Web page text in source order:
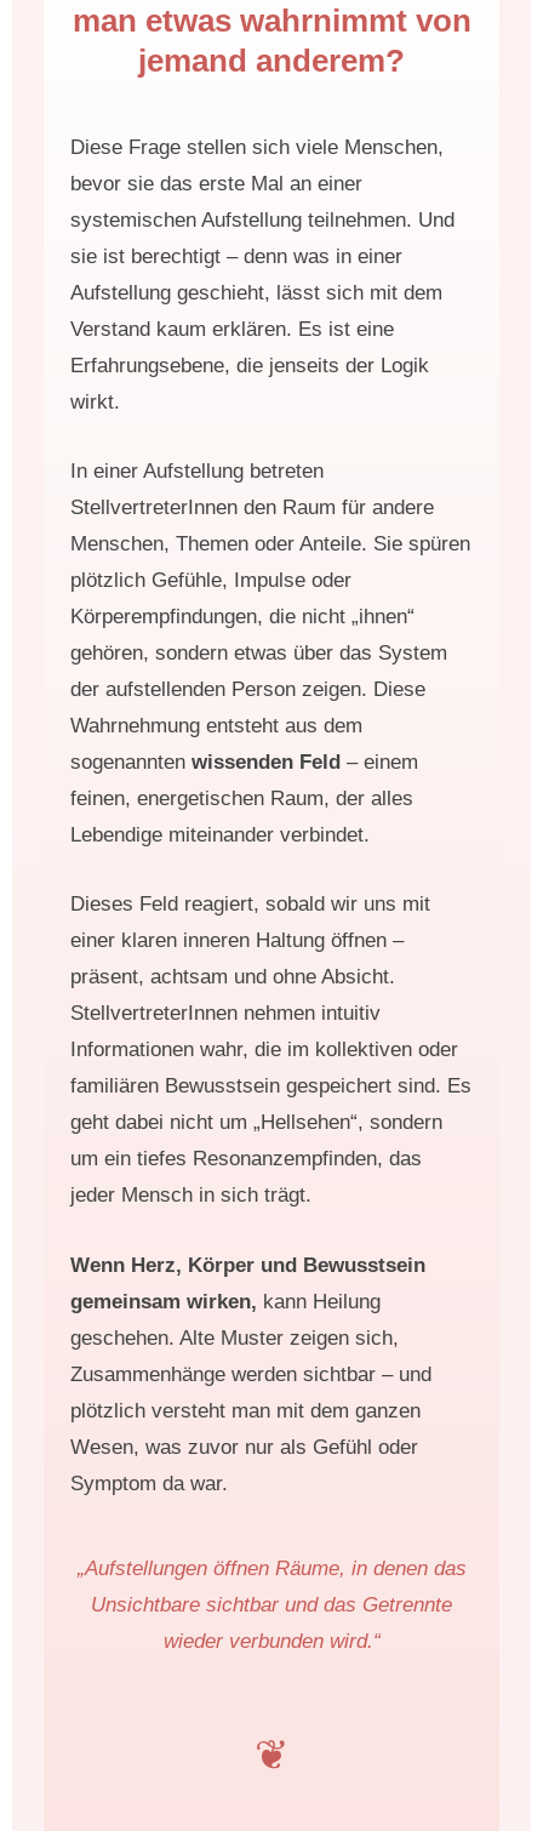
man etwas wahrnimmt von
jemand anderem?
Diese Frage stellen sich viele Menschen,
bevor sie das erste Mal an einer
systemischen Aufstellung teilnehmen. Und
sie ist berechtigt – denn was in einer
Aufstellung geschieht, lässt sich mit dem
Verstand kaum erklären. Es ist eine
Erfahrungsebene, die jenseits der Logik
wirkt.
In einer Aufstellung betreten
StellvertreterInnen den Raum für andere
Menschen, Themen oder Anteile. Sie spüren
plötzlich Gefühle, Impulse oder
Körperempfindungen, die nicht „ihnen“
gehören, sondern etwas über das System
der aufstellenden Person zeigen. Diese
Wahrnehmung entsteht aus dem
sogenanntenwissenden Feld – einem
feinen, energetischen Raum, der alles
Lebendige miteinander verbindet.
Dieses Feld reagiert, sobald wir uns mit
einer klaren inneren Haltung öffnen –
präsent, achtsam und ohne Absicht.
StellvertreterInnen nehmen intuitiv
Informationen wahr, die im kollektiven oder
familiären Bewusstsein gespeichert sind. Es
geht dabei nicht um „Hellsehen“, sondern
um ein tiefes Resonanzempfinden, das
jeder Mensch in sich trägt.
Wenn Herz, Körper und Bewusstsein
gemeinsam wirken, kann Heilung
geschehen. Alte Muster zeigen sich,
Zusammenhänge werden sichtbar – und
plötzlich versteht man mit dem ganzen
Wesen, was zuvor nur als Gefühl oder
Symptom da war.
„Aufstellungen öffnen Räume, in denen das
Unsichtbare sichtbar und das Getrennte
wieder verbunden wird.“
❦